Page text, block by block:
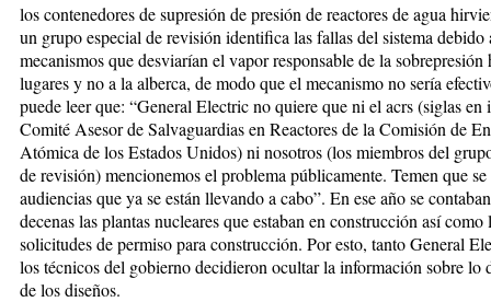
los contenedores de supresión de presión de reactores de agua
un grupo especial de revisión identifica las fallas del sistema debido
mecanismos que desviarían el vapor responsable de la sobrepresión
lugares y no a la alberca, de modo que el mecanismo no sería
puede leer que: “General Electric no quiere que ni el acrs (siglas en
Comité Asesor de Salvaguardias en Reactores de la Comisión de
Atómica de los Estados Unidos) ni nosotros (los miembros del
de revisión) mencionemos el problema públicamente. Temen que se
audiencias que ya se están llevando a cabo”. En ese año se
decenas las plantas nucleares que estaban en construcción así como
solicitudes de permiso para construcción. Por esto, tanto General
los técnicos del gobierno decidieron ocultar la información sobre lo
de los diseños.